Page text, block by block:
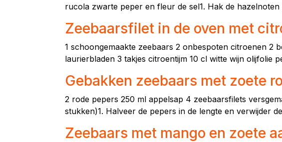
rucola zwarte peper en fleur de sel1. Hak de
Zeebaarsfilet in de oven met
1 schoongemaakte zeebaars 2 onbespoten citroenen 2
laurierbladen 3 takjes citroentijm 10 cl witte wijn olijfolie
Gebakken zeebaars met zoete
2 rode pepers 250 ml appelsap 4 zeebaarsfilets
stukken)1. Halveer de pepers in de lengte en verwijder
Zeebaars met mango en zoete